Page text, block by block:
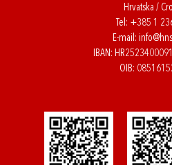
Hrvatska /
Tel: +385 1
E-mail:
IBAN:
OIB: